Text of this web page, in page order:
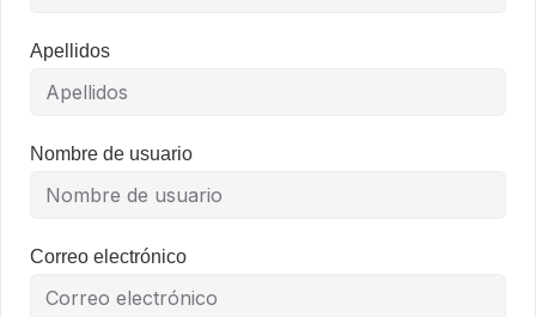
Apellidos
Nombre de usuario
Correo electrónico